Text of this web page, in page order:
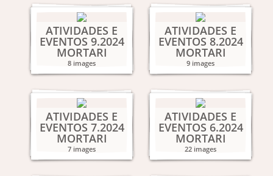
ATIVIDADES E
EVENTOS 9.2024
MORTARI
8 images
ATIVIDADES E
EVENTOS 8.2024
MORTARI
9 images
ATIVIDADES E
EVENTOS 7.2024
MORTARI
7 images
ATIVIDADES E
EVENTOS 6.2024
MORTARI
22 images